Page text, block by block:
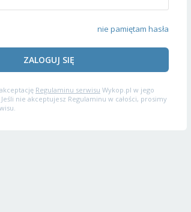
nie pamiętam hasła
ZALOGUJ SIĘ
Regulaminu serwisu Wykop.pl w jego
nie akceptujesz Regulaminu w całości, prosimy